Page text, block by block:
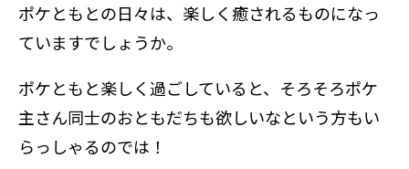
ポケともとの日々は、楽しく癒されるものになっ
ていますでしょうか。
ポケともと楽しく過ごしていると、そろそろポケ
主さん同士のおともだちも欲しいなという方もい
らっしゃるのでは！